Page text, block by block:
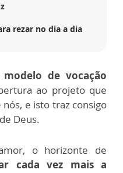
rezar no dia a dia
de vocação
ao projeto que
e isto traz consigo
Deus.
o horizonte de
cada vez mais a